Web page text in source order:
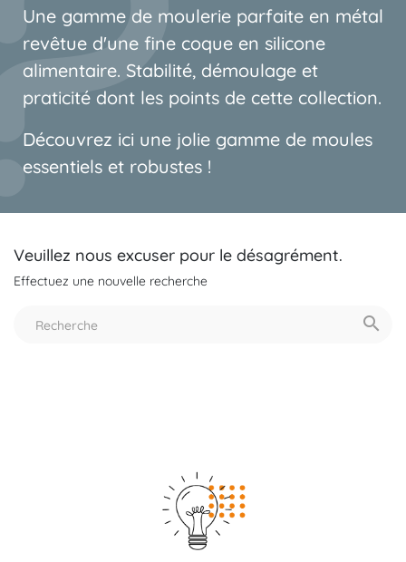
Une gamme de moulerie parfaite en métal
revêtue d'une fine coque en silicone
alimentaire. Stabilité, démoulage et
praticité dont les points de cette collection.
Découvrez ici une jolie gamme de moules
essentiels et robustes !
Veuillez nous excuser pour le désagrément.
Effectuez une nouvelle recherche
